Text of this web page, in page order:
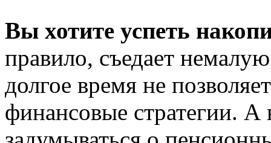
Вы хотите успеть
правило, съедает
долгое время не
финансовые стратегии. А